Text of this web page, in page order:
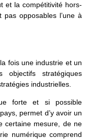
et la compétitivité hors-
opposables l’une à
fois une industrie et un
stratégiques
industrielles.
forte et si possible
permet d’y avoir un
certaine mesure, de ne
numérique comprend